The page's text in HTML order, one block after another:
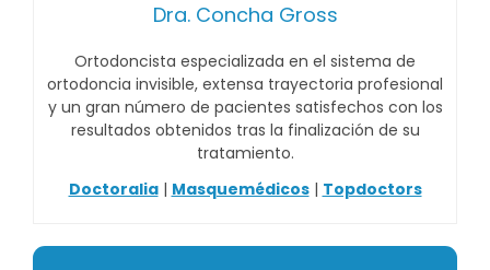
Dra. Concha Gross
Ortodoncista especializada en el sistema de
ortodoncia invisible, extensa trayectoria profesional
y un gran número de pacientes satisfechos con los
resultados obtenidos tras la finalización de su
tratamiento.
Doctoralia| Masquemédicos| Topdoctors